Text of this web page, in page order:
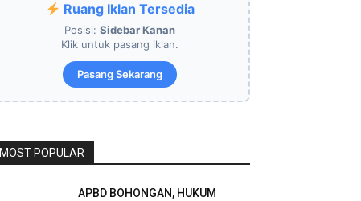
Ruang Iklan Tersedia
Posisi: Sidebar Kanan
Klik untuk pasang iklan.
Pasang Sekarang
MOST POPULAR
APBD BOHONGAN, HUKUM